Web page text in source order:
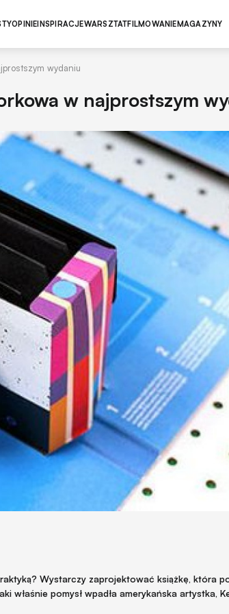
OPINIEINSPIRACJEWARSZTATFILMOWANIEMAGAZYNY
wydaniu
w najprostszym
Wystarczy zaprojektować książkę, która
właśnie pomysł wpadła amerykańska artystka,